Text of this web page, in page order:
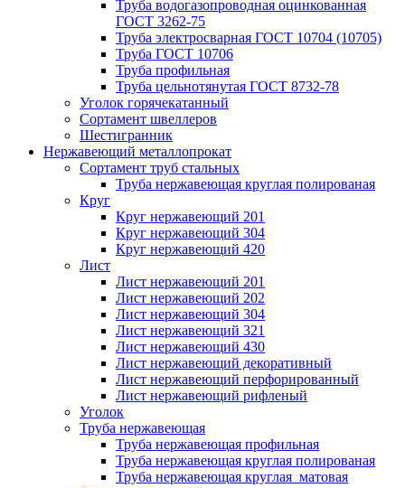
Труба водогазопроводная оцинкованная
ГОСТ 3262-75
Труба электросварная ГОСТ 10704 (10705)
Труба ГОСТ 10706
Труба профильная
Труба цельнотянутая ГОСТ 8732-78
Уголок горячекатанный
Сортамент швеллеров
Шестигранник
Нержавеющий металлопрокат
Сортамент труб стальных
Труба нержавеющая круглая полированая
Круг
Круг нержавеющий 201
Круг нержавеющий 304
Круг нержавеющий 420
Лист
Лист нержавеющий 201
Лист нержавеющий 202
Лист нержавеющий 304
Лист нержавеющий 321
Лист нержавеющий 430
Лист нержавеющий декоративный
Лист нержавеющий перфорированный
Лист нержавеющий рифленый
Уголок
Труба нержавеющая
Труба нержавеющая профильная
Труба нержавеющая круглая полированая
Труба нержавеющая круглая матовая